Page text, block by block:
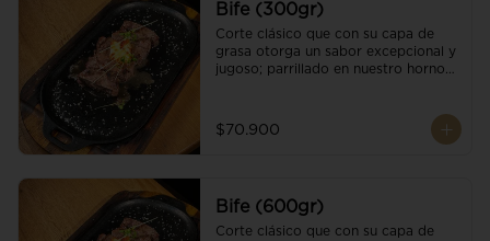
Bife (300gr)
Corte clásico que con su capa de
grasa otorga un sabor excepcional y
jugoso; parrillado en nuestro horno
cristales de sal y mantequilla de ajo
y pimientos. Una guarnición a
$70.900
Bife (600gr)
Corte clásico que con su capa de